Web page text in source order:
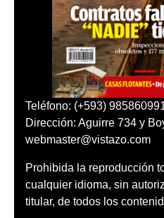
Teléfono: (+593)
Dirección: Aguirre 734 y
webmaster@vistazo.com
Prohibida la reproducción
cualquier idioma, sin
titular, de todos los